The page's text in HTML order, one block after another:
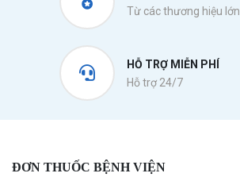
Từ các thương hiệu lớn
HỖ TRỢ MIỄN PHÍ
Hỗ trợ 24/7
ĐƠN THUỐC BỆNH VIỆN